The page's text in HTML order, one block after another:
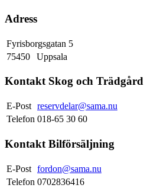
Adress
Fyrisborgsgatan 5
75450
Uppsala
Kontakt Skog och Trädgård
E-Post reservdelar@sama.nu
Telefon 018-65 30 60
Kontakt Bilförsäljning
E-Post fordon@sama.nu
Telefon 0702836416